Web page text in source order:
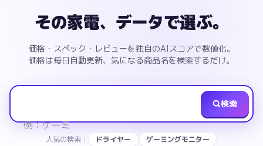
その家電、データで選ぶ。
価格・スペック・レビューを独自のAIスコアで数値化。
価格は毎日自動更新、気になる商品名を検索するだけ。
例：ゲーミング|
検索
人気の検索： ドライヤー
ゲーミングモニター